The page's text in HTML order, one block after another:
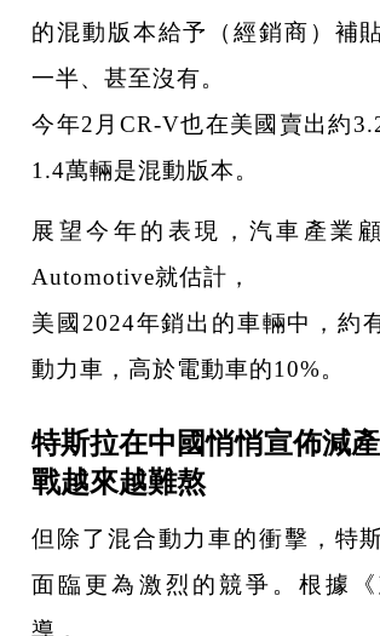
的混動版本給予（經銷商）補
一半、甚至沒有。
今年2月CR-V也在美國賣出約
1.4萬輛是混動版本。
展望今年的表現，汽車產業
Automotive就估計，
美國2024年銷出的車輛中，約
動力車，高於電動車的10%。
特斯拉在中國悄悄宣佈減
戰越來越難熬
但除了混合動力車的衝擊，特
面臨更為激烈的競爭。根據
導，